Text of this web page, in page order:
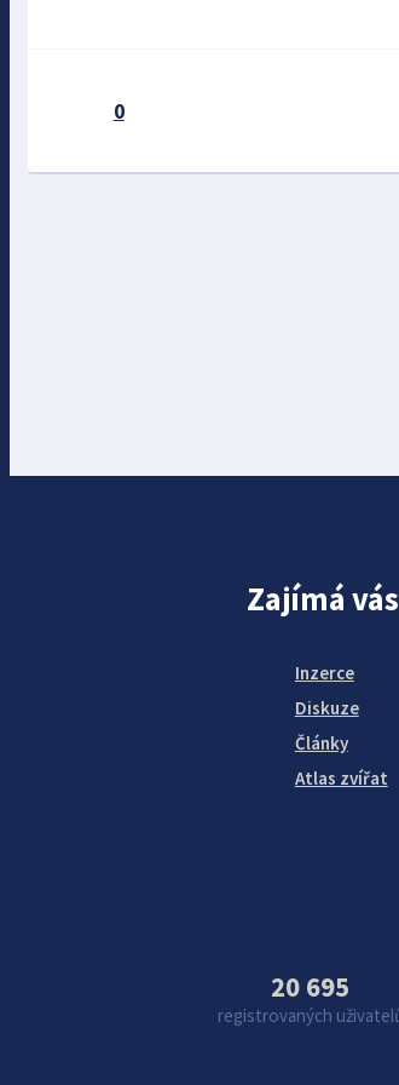
0
Zajímá vás
Inzerce
Diskuze
Články
Atlas zvířat
20 695
registrovaných